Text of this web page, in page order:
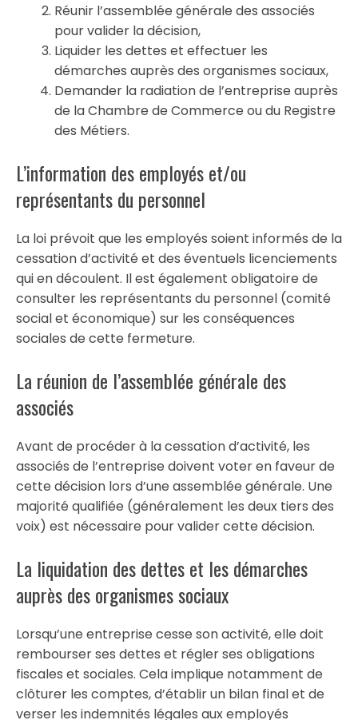
Réunir l’assemblée générale des associés
pour valider la décision,
Liquider les dettes et effectuer les
démarches auprès des organismes sociaux,
Demander la radiation de l’entreprise auprès
de la Chambre de Commerce ou du Registre
des Métiers.
L’information des employés et/ou
représentants du personnel
La loi prévoit que les employés soient informés de la
cessation d’activité et des éventuels licenciements
qui en découlent. Il est également obligatoire de
consulter les représentants du personnel (comité
social et économique) sur les conséquences
sociales de cette fermeture.
La réunion de l’assemblée générale des
associés
Avant de procéder à la cessation d’activité, les
associés de l’entreprise doivent voter en faveur de
cette décision lors d’une assemblée générale. Une
majorité qualifiée (généralement les deux tiers des
voix) est nécessaire pour valider cette décision.
La liquidation des dettes et les démarches
auprès des organismes sociaux
Lorsqu’une entreprise cesse son activité, elle doit
rembourser ses dettes et régler ses obligations
fiscales et sociales. Cela implique notamment de
clôturer les comptes, d’établir un bilan final et de
verser les indemnités légales aux employés